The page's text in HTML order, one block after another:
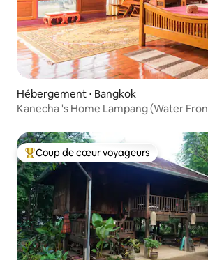
Hébergement ⋅ Bangkok
Kanecha 's Home Lampang (Water
Coups de cœur voyageurs les plus
Coup de cœur voyageurs